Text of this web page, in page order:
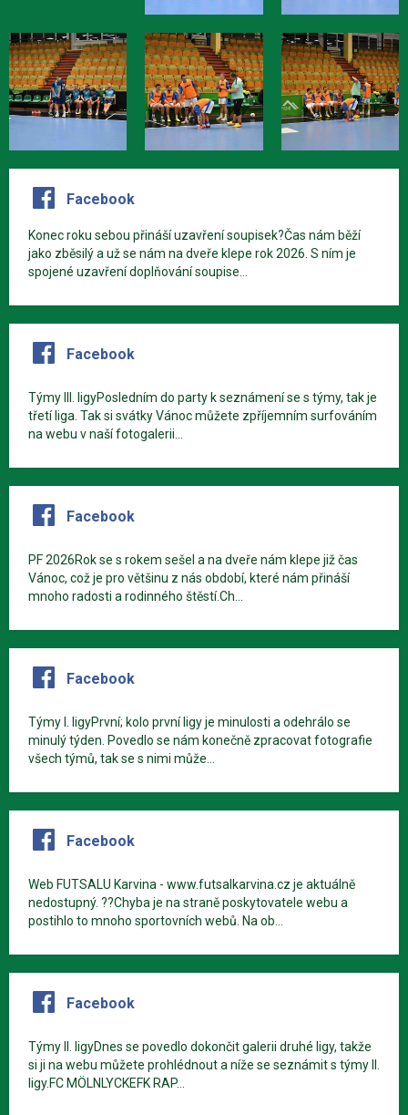
Facebook
Konec roku sebou přináší uzavření soupisek?Čas nám běží
jako zběsilý a už se nám na dveře klepe rok 2026. S ním je
spojené uzavření doplňování soupise...
Facebook
Týmy III. ligyPosledním do party k seznámení se s týmy, tak je
třetí liga. Tak si svátky Vánoc můžete zpříjemním surfováním
na webu v naší fotogalerii...
Facebook
PF 2026Rok se s rokem sešel a na dveře nám klepe již čas
Vánoc, což je pro většinu z nás období, které nám přináší
mnoho radosti a rodinného štěstí.Ch...
Facebook
Týmy I. ligyPrvní; kolo první ligy je minulosti a odehrálo se
minulý týden. Povedlo se nám konečně zpracovat fotografie
všech týmů, tak se s nimi může...
Facebook
Web FUTSALU Karvina - www.futsalkarvina.cz je aktuálně
nedostupný. ??Chyba je na straně poskytovatele webu a
postihlo to mnoho sportovních webů. Na ob...
Facebook
Týmy II. ligyDnes se povedlo dokončit galerii druhé ligy, takže
si ji na webu můžete prohlédnout a níže se seznámit s týmy II.
ligy.FC MÖLNLYCKEFK RAP...